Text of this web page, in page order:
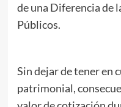
de una Diferencia de
Públicos.
Sin dejar de tener en
patrimonial,